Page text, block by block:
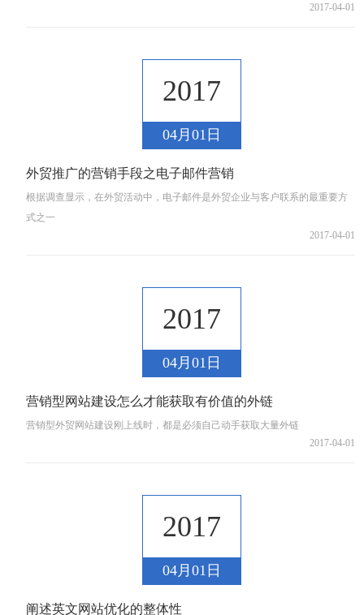
2017-04-01
2017
04月01日
外贸推广的营销手段之电子邮件营销
根据调查显示，在外贸活动中，电子邮件是外贸企业与客户联系的最重要方
式之一
2017-04-01
2017
04月01日
营销型网站建设怎么才能获取有价值的外链
营销型外贸网站建设刚上线时，都是必须自己动手获取大量外链
2017-04-01
2017
04月01日
阐述英文网站优化的整体性